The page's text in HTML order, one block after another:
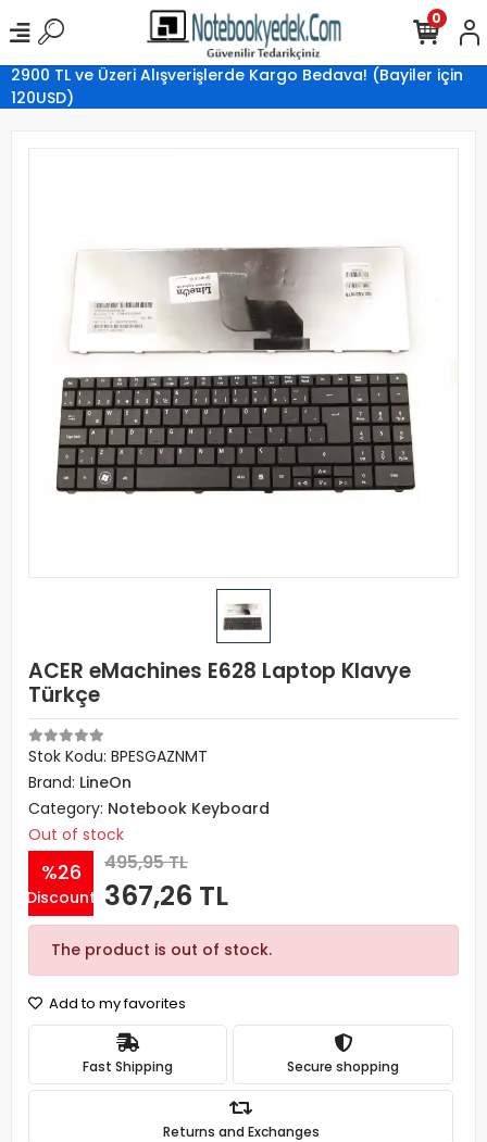
2900 TL ve Üzeri Alışverişlerde Kargo Bedava! (Bayiler için
120USD)
0
ACER eMachines E628 Laptop Klavye
Türkçe
Stok Kodu: BPESGAZNMT
Brand: LineOn
Category: Notebook Keyboard
Out of stock
%26
Discount
495,95 TL
367,26 TL
The product is out of stock.
Add to my favorites
Fast Shipping Secure shopping
Returns and Exchanges